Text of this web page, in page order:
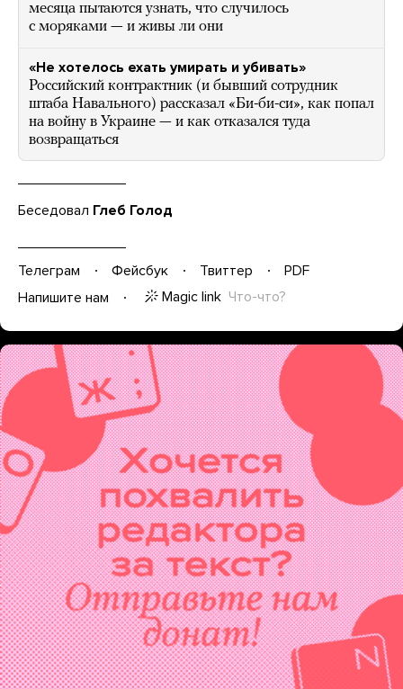
месяца пытаются узнать, что случилось
с моряками — и живы ли они
«Не хотелось ехать умирать и убивать»
Российский контрактник (и бывший сотрудник
штаба Навального) рассказал «Би-би-си», как попал
на войну в Украине — и как отказался туда
возвращаться
Беседовал Глеб Голод
Телеграм Фейсбук Твиттер
PDF
Напишите нам
Magic link Что-что?